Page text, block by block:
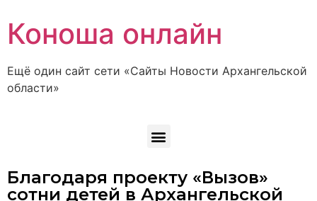
Коноша онлайн
Ещё один сайт сети «Сайты Новости Архангельской
области»
Благодаря проекту «Вызов»
сотни детей в Архангельской